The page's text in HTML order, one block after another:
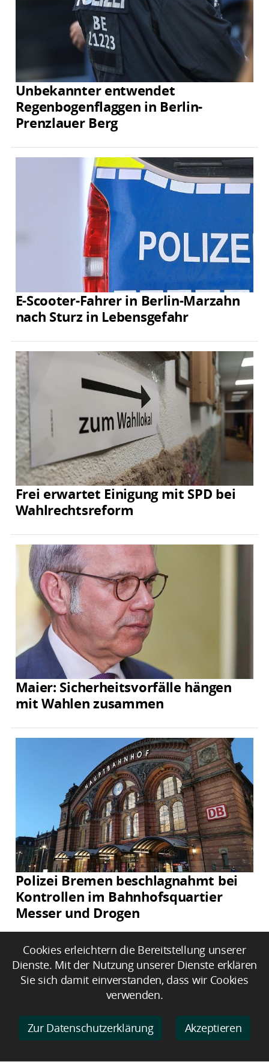
Unbekannter entwendet
Regenbogenflaggen in Berlin-
Prenzlauer Berg
E-Scooter-Fahrer in Berlin-Marzahn
nach Sturz in Lebensgefahr
Frei erwartet Einigung mit SPD bei
Wahlrechtsreform
Maier: Sicherheitsvorfälle hängen
mit Wahlen zusammen
Polizei Bremen beschlagnahmt bei
Kontrollen im Bahnhofsquartier
Messer und Drogen
Cookies erleichtern die Bereitstellung unserer
Dienste. Mit der Nutzung unserer Dienste erklären
Sie sich damit einverstanden, dass wir Cookies
verwenden.
Zur Datenschutzerklärung Akzeptieren